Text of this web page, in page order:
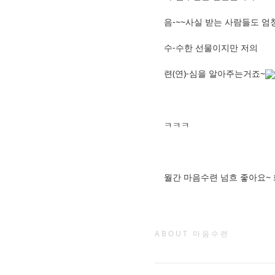
음-~~사실 받는 사람들도 엄
수-수한 선물이지만 저의
련(연)-심을 알아주는거죠~
ㅋㅋㅋ
월간 마음수련 넘흐 좋아요~
ABOUT 마음수련